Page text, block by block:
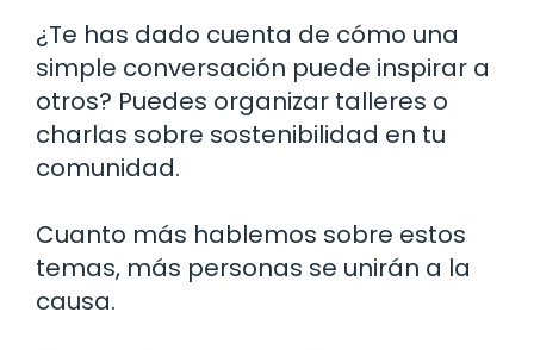
¿Te has dado cuenta de cómo una
simple conversación puede inspirar a
otros? Puedes organizar talleres o
charlas sobre sostenibilidad en tu
comunidad.
Cuanto más hablemos sobre estos
temas, más personas se unirán a la
causa.